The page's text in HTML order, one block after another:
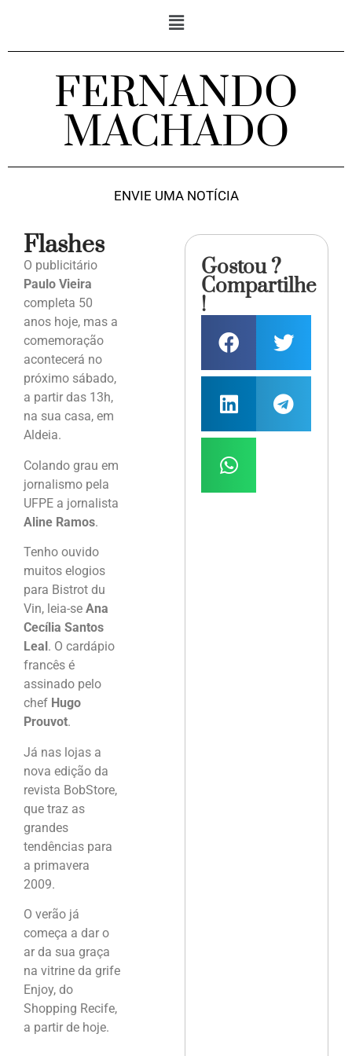
FERNANDO
MACHADO
ENVIE UMA NOTÍCIA
Flashes
O publicitário
Paulo Vieira
completa 50
anos hoje, mas a
comemoração
acontecerá no
próximo sábado,
a partir das 13h,
na sua casa, em
Aldeia.
Colando grau em
jornalismo pela
UFPE a jornalista
Aline Ramos.
Tenho ouvido
muitos elogios
para Bistrot du
Vin, leia-se Ana
Cecília Santos
Leal . O cardápio
francês é
assinado pelo
chef Hugo
Prouvot.
Já nas lojas a
nova edição da
revista BobStore,
que traz as
grandes
tendências para
a primavera
2009.
O verão já
começa a dar o
ar da sua graça
na vitrine da grife
Enjoy, do
Shopping Recife,
a partir de hoje.
Gostou ?
Compartilhe
!